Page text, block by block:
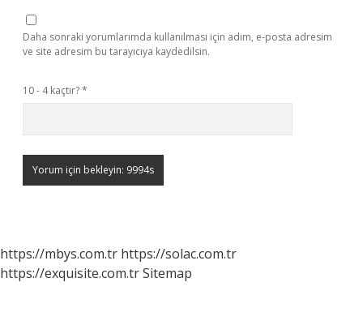
Daha sonraki yorumlarımda kullanılması için adım, e-posta adresim
ve site adresim bu tarayıcıya kaydedilsin.
10 - 4 kaçtır?*
https://mbys.com.tr https://solac.com.tr
https://exquisite.com.trSitemap